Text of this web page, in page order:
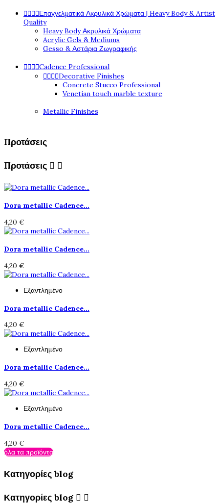
Επαγγελματικά Ακρυλικά Χρώματα | Heavy Body & Artist
Quality
Heavy Body Ακρυλικά Χρώματα
Acrylic Gels & Mediums
Gesso & Αστάρια Ζωγραφικής
Cadence Professional
Decorative Finishes
Concrete Stucco Professional
Venetian touch marble texture
Metallic Finishes
Προτάσεις
Προτάσεις  
Dora metallic Cadence...
4,20 €
Dora metallic Cadence...
4,20 €
Εξαντλημένο
Dora metallic Cadence...
4,20 €
Εξαντλημένο
Dora metallic Cadence...
4,20 €
Εξαντλημένο
Dora metallic Cadence...
4,20 €
όλα τα προϊόντα
Κατηγορίες blog
Κατηγορίες blog  